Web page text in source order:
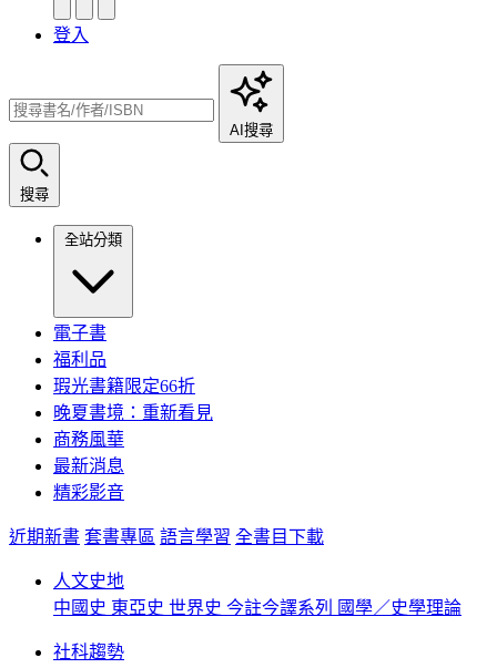
登入
AI搜尋
搜尋
全站分類
電子書
福利品
瑕光書籍限定66折
晚夏書境：重新看見
商務風華
最新消息
精彩影音
近期新書 套書專區 語言學習 全書目下載
人文史地
中國史 東亞史 世界史 今註今譯系列 國學／史學理論
社科趨勢